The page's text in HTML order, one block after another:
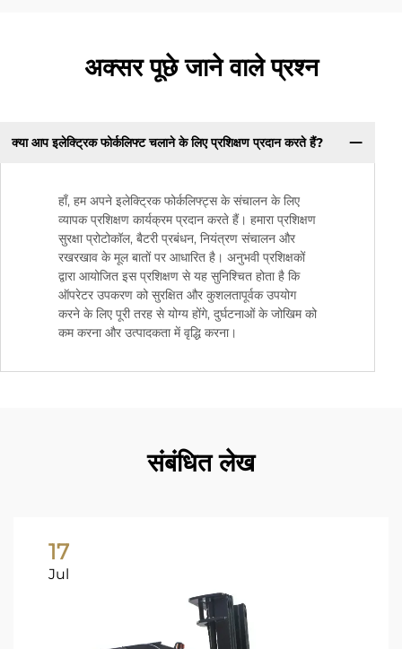
अक्सर पूछे जाने वाले प्रश्न
क्या आप इलेक्ट्रिक फोर्कलिफ्ट चलाने के लिए प्रशिक्षण प्रदान करते हैं?
हाँ, हम अपने इलेक्ट्रिक फोर्कलिफ्ट्स के संचालन के लिए
व्यापक प्रशिक्षण कार्यक्रम प्रदान करते हैं। हमारा प्रशिक्षण
सुरक्षा प्रोटोकॉल, बैटरी प्रबंधन, नियंत्रण संचालन और
रखरखाव के मूल बातों पर आधारित है। अनुभवी प्रशिक्षकों
द्वारा आयोजित इस प्रशिक्षण से यह सुनिश्चित होता है कि
ऑपरेटर उपकरण को सुरक्षित और कुशलतापूर्वक उपयोग
करने के लिए पूरी तरह से योग्य होंगे, दुर्घटनाओं के जोखिम को
कम करना और उत्पादकता में वृद्धि करना।
संबंधित लेख
17
Jul